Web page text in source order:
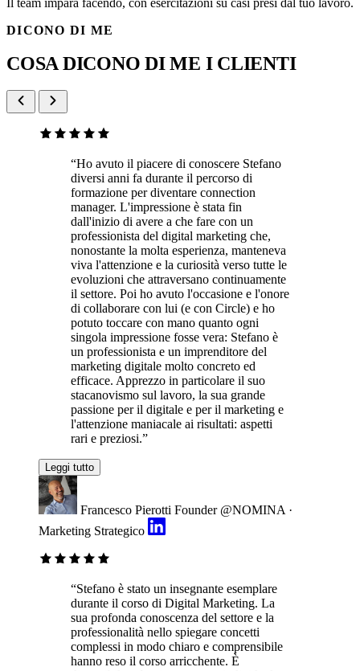
Il team impara facendo, con esercitazioni su casi presi dal tuo lavoro.
DICONO DI ME
COSA DICONO DI ME I CLIENTI
“Ho avuto il piacere di conoscere Stefano
diversi anni fa durante il percorso di
formazione per diventare connection
manager. L'impressione è stata fin
dall'inizio di avere a che fare con un
professionista del digital marketing che,
nonostante la molta esperienza, manteneva
viva l'attenzione e la curiosità verso tutte le
evoluzioni che attraversano continuamente
il settore. Poi ho avuto l'occasione e l'onore
di collaborare con lui (e con Circle) e ho
potuto toccare con mano quanto ogni
singola impressione fosse vera: Stefano è
un professionista e un imprenditore del
marketing digitale molto concreto ed
efficace. Apprezzo in particolare il suo
stacanovismo sul lavoro, la sua grande
passione per il digitale e per il marketing e
l'attenzione maniacale ai risultati: aspetti
rari e preziosi.”
Leggi tutto
Francesco Pierotti Founder @NOMINA ·
Marketing Strategico
“Stefano è stato un insegnante esemplare
durante il corso di Digital Marketing. La
sua profonda conoscenza del settore e la
professionalità nello spiegare concetti
complessi in modo chiaro e comprensibile
hanno reso il corso arricchente. È